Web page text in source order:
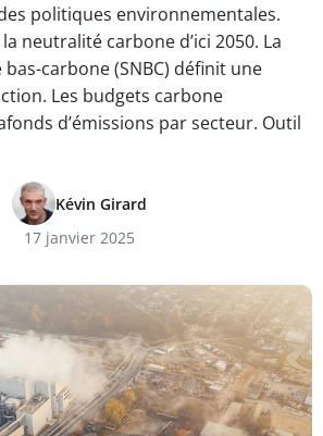
politiques environnementales.
neutralité carbone d’ici 2050. La
carbone (SNBC) définit une
Les budgets carbone
d’émissions par secteur. Outil
Kévin Girard
17 janvier 2025